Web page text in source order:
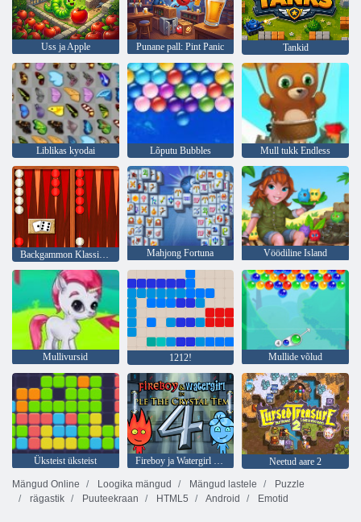
Uss ja Apple Punane pall: Pint Panic Tankid
Liblikas kyodai Lõputu Bubbles Mull tukk Endless
Mahjong Fortuna Vöödiline Island
Mullivursid 1212! Mullide võlud
Üksteist üksteist Fireboy ja Watergirl 4: kristalltempel
Neetud aare 2
Mängud Online
Loogika mängud Mängud lastele
Puzzle
rägastik
Puuteekraan HTML5 Android Emotid